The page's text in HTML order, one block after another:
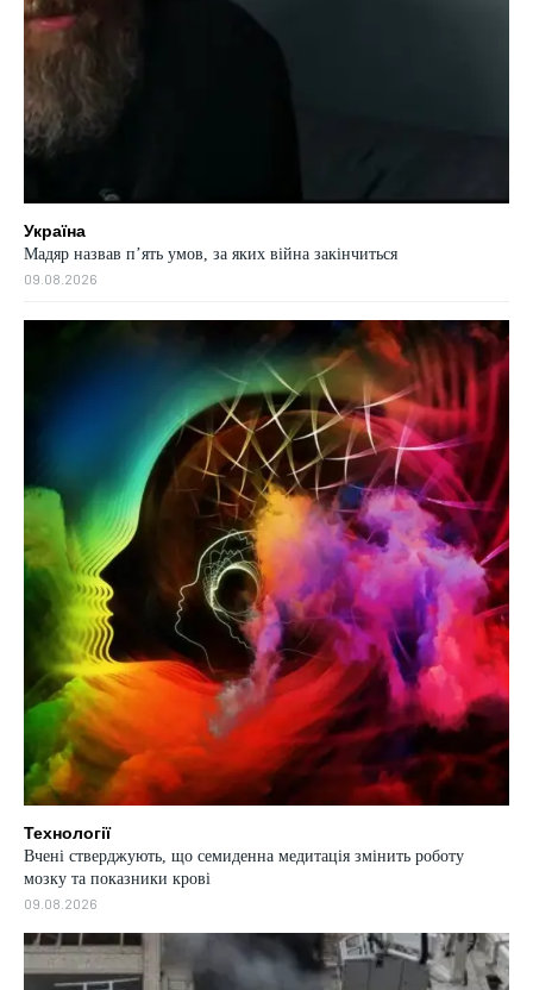
Україна
Мадяр назвав п’ять умов, за яких війна закінчиться
09.08.2026
Технології
Вчені стверджують, що семиденна медитація змінить роботу
мозку та показники крові
09.08.2026